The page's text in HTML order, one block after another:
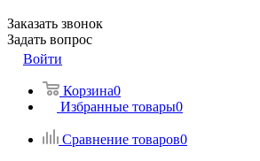
Заказать звонок
Задать вопрос
Войти
Корзина0
Избранные товары0
Сравнение товаров0